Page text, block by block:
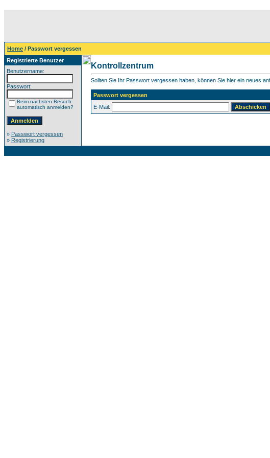
Home / Passwort vergessen
Registrierte Benutzer
Benutzername:
Passwort:
Beim nächsten Besuch
automatisch anmelden?
» Passwort vergessen
» Registrierung
Kontrollzentrum
Sollten Sie Ihr Passwort vergessen haben, können Sie hier ein neues
Passwort vergessen
E-Mail: